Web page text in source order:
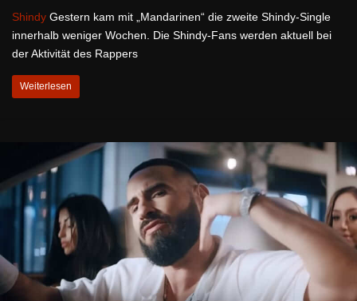
Shindy Gestern kam mit „Mandarinen“ die zweite Shindy-Single
innerhalb weniger Wochen. Die Shindy-Fans werden aktuell bei
der Aktivität des Rappers
Weiterlesen